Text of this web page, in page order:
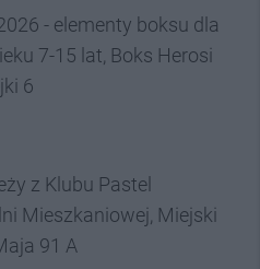
- elementy boksu dla
7-15 lat, Boks Herosi
6
z Klubu Pastel
Mieszkaniowej, Miejski
91 A